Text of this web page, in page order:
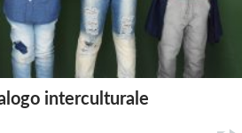
interculturale